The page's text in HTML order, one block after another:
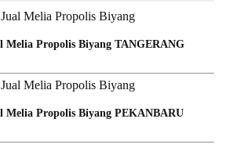
Melia Propolis Biyang TANGERANG
Melia Propolis Biyang PEKANBARU